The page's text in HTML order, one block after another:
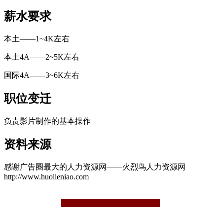
薪水要求
本土——1~4K左右
本土4A——2~5K左右
国际4A——3~6K左右
职位变迁
负责影片制作的基本操作
资料来源
感谢广告圈最大的人力资源网——火烈鸟人力资源网
http://www.huolieniao.com